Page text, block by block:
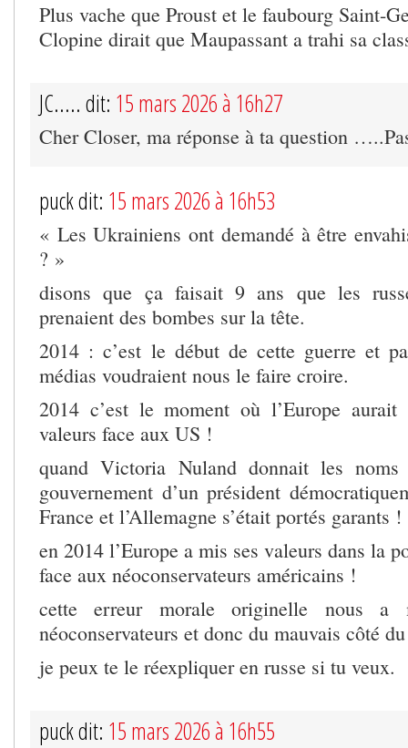
Plus vache que Proust et le faubourg Saint-
Clopine dirait que Maupassant a trahi sa
JC..... dit: 15 mars 2026 à 16h27
Cher Closer, ma réponse à ta question
puck dit: 15 mars 2026 à 16h53
« Les Ukrainiens ont demandé à être
? »
disons que ça faisait 9 ans que les
prenaient des bombes sur la tête.
2014 : c’est le début de cette guerre et
médias voudraient nous le faire croire.
2014 c’est le moment où l’Europe
valeurs face aux US !
quand Victoria Nuland donnait les
gouvernement d’un président
France et l’Allemagne s’était portés garants !
en 2014 l’Europe a mis ses valeurs dans la
face aux néoconservateurs américains !
cette erreur morale originelle nous
néoconservateurs et donc du mauvais côté
je peux te le réexpliquer en russe si tu veux.
puck dit: 15 mars 2026 à 16h55